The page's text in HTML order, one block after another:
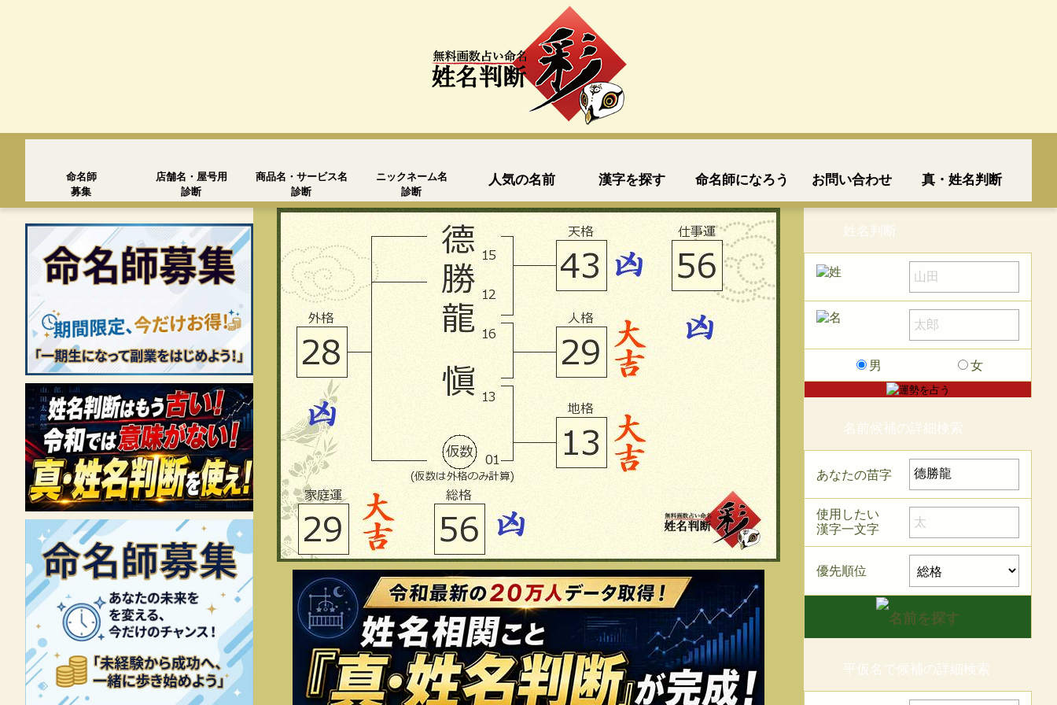
命名師
募集
店舗名・屋号用
診断
商品名・サービス名
診断
ニックネーム名
診断
人気の名前 漢字を探す 命名師になろう お問い合わせ 真・姓名判断
姓名判断
男 女
名前候補の詳細検索
あなたの苗字
使用したい
漢字一文字
優先順位
平仮名で候補の詳細検索